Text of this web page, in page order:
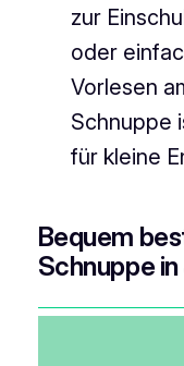
zur
oder
Vorlesen
Schnuppe
für kleine
Bequem
Schnuppe